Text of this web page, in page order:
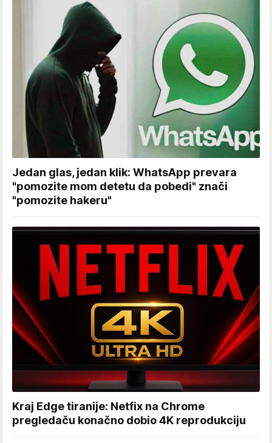
Jedan glas, jedan klik: WhatsApp prevara
"pomozite mom detetu da pobedi" znači
"pomozite hakeru"
Kraj Edge tiranije: Netfix na Chrome
pregledaču konačno dobio 4K reprodukciju